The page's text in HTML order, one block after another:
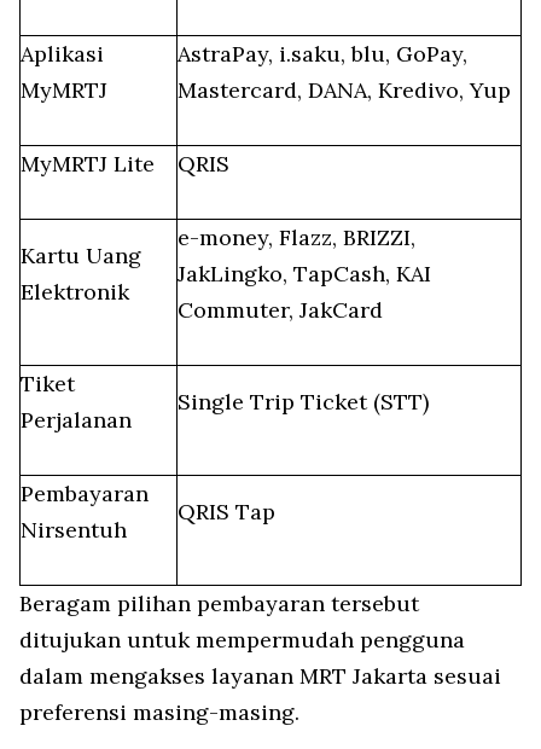
Aplikasi
MyMRTJ
AstraPay, i.saku, blu, GoPay,
Mastercard, DANA, Kredivo, Yup
MyMRTJ Lite QRIS
Kartu Uang
Elektronik
e-money, Flazz, BRIZZI,
JakLingko, TapCash, KAI
Commuter, JakCard
Tiket
Perjalanan
Single Trip Ticket (STT)
Pembayaran
Nirsentuh
QRIS Tap
Beragam pilihan pembayaran tersebut
ditujukan untuk mempermudah pengguna
dalam mengakses layanan MRT Jakarta sesuai
preferensi masing-masing.